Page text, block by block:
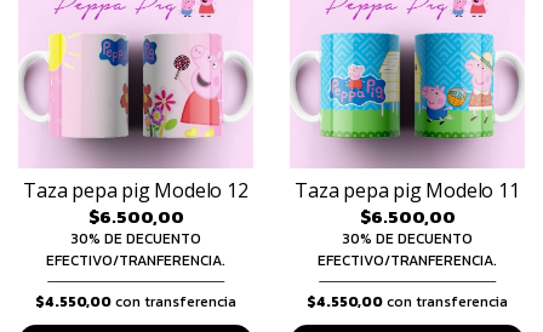
Taza pepa pig Modelo 12
$6.500,00
30% DE DECUENTO
EFECTIVO/TRANFERENCIA.
$4.550,00con transferencia
Taza pepa pig Modelo 11
$6.500,00
30% DE DECUENTO
EFECTIVO/TRANFERENCIA.
$4.550,00con transferencia